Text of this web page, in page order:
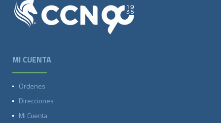
MI CUENTA
Ordenes
Direcciones
Mi Cuenta